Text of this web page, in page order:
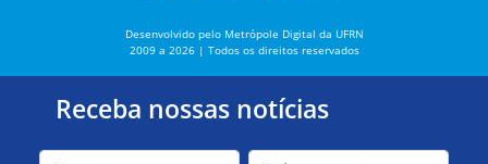
Desenvolvido pelo Metrópole Digital da UFRN
2009 a 2026 | Todos os direitos reservados
Receba nossas notícias